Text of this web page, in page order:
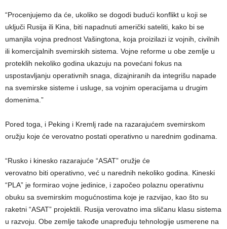
“Procenjujemo da će, ukoliko se dogodi budući konflikt u koji se
uključi Rusija ili Kina, biti napadnuti američki sateliti, kako bi se
umanjila vojna prednost Vašingtona, koja proizilazi iz vojnih, civilnih
ili komercijalnih svemirskih sistema. Vojne reforme u obe zemlje u
proteklih nekoliko godina ukazuju na povećani fokus na
uspostavljanju operativnih snaga, dizajniranih da integrišu napade
na svemirske sisteme i usluge, sa vojnim operacijama u drugim
domenima.”
Pored toga, i Peking i Kremlj rade na razarajućem svemirskom
oružju koje će verovatno postati operativno u narednim godinama.
“Rusko i kinesko razarajuće “ASAT” oružje će
verovatno biti operativno, već u narednih nekoliko godina. Kineski
“PLA” je formirao vojne jedinice, i započeo polaznu operativnu
obuku sa svemirskim mogućnostima koje je razvijao, kao što su
raketni “ASAT” projektili. Rusija verovatno ima sličanu klasu sistema
u razvoju. Obe zemlje takođe unapređuju tehnologije usmerene na